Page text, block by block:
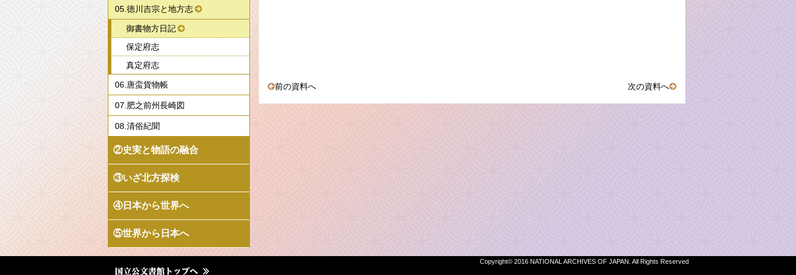
05.徳川吉宗と地方志
御書物方日記
保定府志
真定府志
06.唐蛮貨物帳
07.肥之前州長崎図
08.清俗紀聞
②史実と物語の融合
③いざ北方探検
④日本から世界へ
⑤世界から日本へ
前の資料へ 次の資料へ
Copyright© 2016 NATIONAL ARCHIVES OF JAPAN. All Rights Reserved